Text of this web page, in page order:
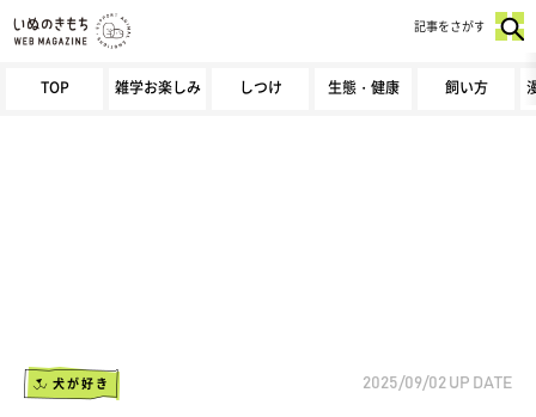
TOP 雑学お楽しみ しつけ 生態・健康 飼い方
記事をさがす
犬が好き 2025/09/02 UP DATE